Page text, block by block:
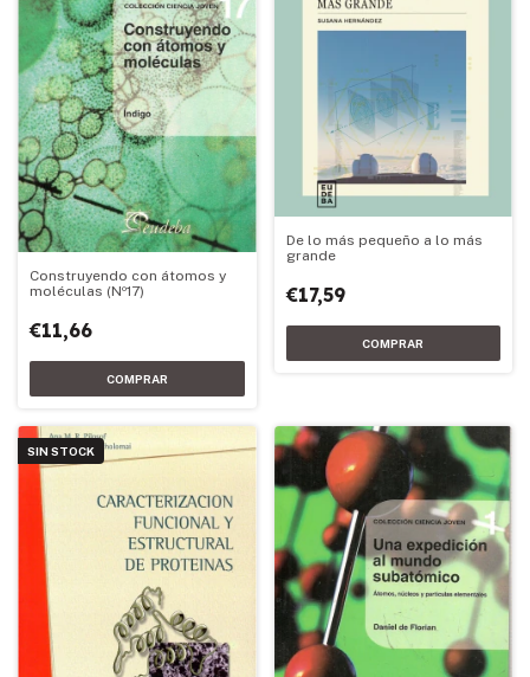
Construyendo con átomos y
moléculas (Nº17)
€11,66
De lo más pequeño a lo más
grande
€17,59
SIN STOCK